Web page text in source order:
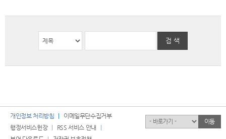
검 색
개인정보 처리방침
이메일무단수집거부
행정서비스헌장
RSS 서비스 안내
유관기관 이동